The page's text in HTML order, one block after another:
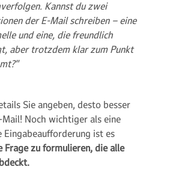
Kannst du zwei
der E-Mail schreiben – eine
und eine, die freundlich
aber trotzdem klar zum Punkt
Sie angeben, desto besser
Noch wichtiger als eine
Eingabeaufforderung ist es
Frage zu formulieren, die alle